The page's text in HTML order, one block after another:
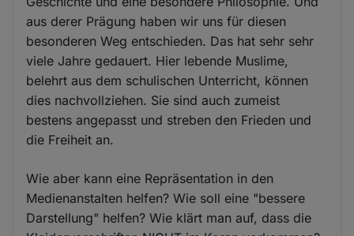
aus derer Prägung haben wir uns für diesen
besonderen Weg entschieden. Das hat sehr sehr
viele Jahre gedauert. Hier lebende Muslime,
belehrt aus dem schulischen Unterricht, können
dies nachvollziehen. Sie sind auch zumeist
bestens angepasst und streben den Frieden und
die Freiheit an.
Wie aber kann eine Repräsentation in den
Medienanstalten helfen? Wie soll eine "bessere
Darstellung" helfen? Wie klärt man auf, dass die